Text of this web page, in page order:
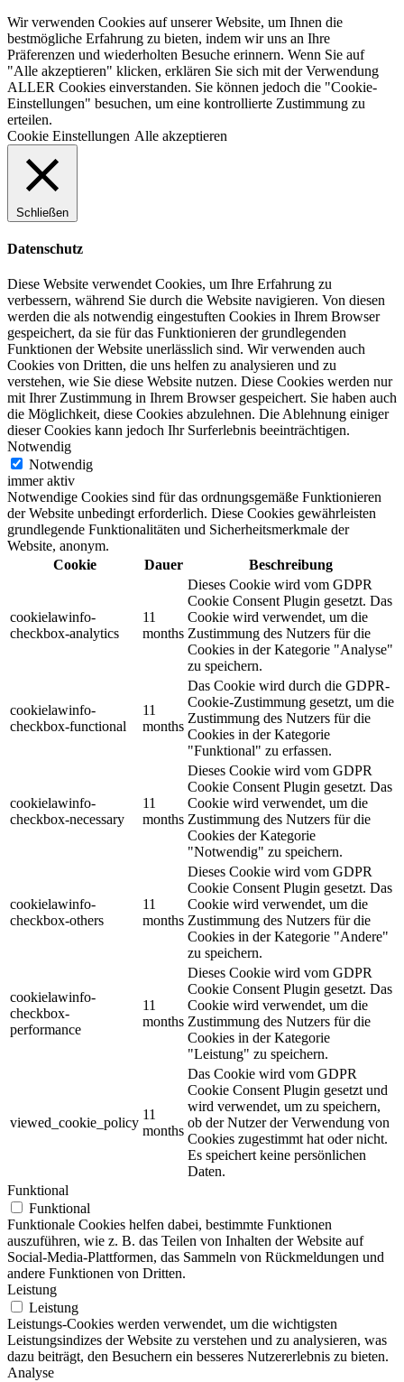
Wir verwenden Cookies auf unserer Website, um Ihnen die
bestmögliche Erfahrung zu bieten, indem wir uns an Ihre
Präferenzen und wiederholten Besuche erinnern. Wenn Sie auf
"Alle akzeptieren" klicken, erklären Sie sich mit der Verwendung
ALLER Cookies einverstanden. Sie können jedoch die "Cookie-
Einstellungen" besuchen, um eine kontrollierte Zustimmung zu
erteilen.
Cookie Einstellungen Alle akzeptieren
Schließen
Datenschutz
Diese Website verwendet Cookies, um Ihre Erfahrung zu
verbessern, während Sie durch die Website navigieren. Von diesen
werden die als notwendig eingestuften Cookies in Ihrem Browser
gespeichert, da sie für das Funktionieren der grundlegenden
Funktionen der Website unerlässlich sind. Wir verwenden auch
Cookies von Dritten, die uns helfen zu analysieren und zu
verstehen, wie Sie diese Website nutzen. Diese Cookies werden nur
mit Ihrer Zustimmung in Ihrem Browser gespeichert. Sie haben auch
die Möglichkeit, diese Cookies abzulehnen. Die Ablehnung einiger
dieser Cookies kann jedoch Ihr Surferlebnis beeinträchtigen.
Notwendig
Notwendig
immer aktiv
Notwendige Cookies sind für das ordnungsgemäße Funktionieren
der Website unbedingt erforderlich. Diese Cookies gewährleisten
grundlegende Funktionalitäten und Sicherheitsmerkmale der
Website, anonym.
Cookie
Dauer Beschreibung
cookielawinfo-
checkbox-analytics
11
months
Dieses Cookie wird vom GDPR
Cookie Consent Plugin gesetzt. Das
Cookie wird verwendet, um die
Zustimmung des Nutzers für die
Cookies in der Kategorie "Analyse"
zu speichern.
cookielawinfo-
checkbox-functional
11
months
Das Cookie wird durch die GDPR-
Cookie-Zustimmung gesetzt, um die
Zustimmung des Nutzers für die
Cookies in der Kategorie
"Funktional" zu erfassen.
cookielawinfo-
checkbox-necessary
11
months
Dieses Cookie wird vom GDPR
Cookie Consent Plugin gesetzt. Das
Cookie wird verwendet, um die
Zustimmung des Nutzers für die
Cookies der Kategorie
"Notwendig" zu speichern.
cookielawinfo-
checkbox-others
11
months
Dieses Cookie wird vom GDPR
Cookie Consent Plugin gesetzt. Das
Cookie wird verwendet, um die
Zustimmung des Nutzers für die
Cookies in der Kategorie "Andere"
zu speichern.
cookielawinfo-
checkbox-
performance
11
months
Dieses Cookie wird vom GDPR
Cookie Consent Plugin gesetzt. Das
Cookie wird verwendet, um die
Zustimmung des Nutzers für die
Cookies in der Kategorie
"Leistung" zu speichern.
viewed_cookie_policy
11
months
Das Cookie wird vom GDPR
Cookie Consent Plugin gesetzt und
wird verwendet, um zu speichern,
ob der Nutzer der Verwendung von
Cookies zugestimmt hat oder nicht.
Es speichert keine persönlichen
Daten.
Funktional
Funktional
Funktionale Cookies helfen dabei, bestimmte Funktionen
auszuführen, wie z. B. das Teilen von Inhalten der Website auf
Social-Media-Plattformen, das Sammeln von Rückmeldungen und
andere Funktionen von Dritten.
Leistung
Leistung
Leistungs-Cookies werden verwendet, um die wichtigsten
Leistungsindizes der Website zu verstehen und zu analysieren, was
dazu beiträgt, den Besuchern ein besseres Nutzererlebnis zu bieten.
Analyse